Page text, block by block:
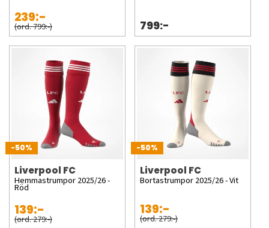
239:-
(ord. 799:-) 799:-
-50%
Liverpool FC
Hemmastrumpor 2025/26 -
Röd
139:-
(ord. 279:-)
-50%
Liverpool FC
Bortastrumpor 2025/26 - Vit
139:-
(ord. 279:-)